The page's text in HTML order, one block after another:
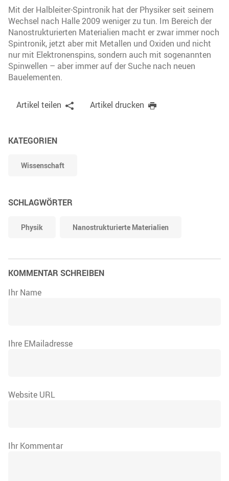
Mit der Halbleiter-Spintronik hat der Physiker seit seinem
Wechsel nach Halle 2009 weniger zu tun. Im Bereich der
Nanostrukturierten Materialien macht er zwar immer noch
Spintronik, jetzt aber mit Metallen und Oxiden und nicht
nur mit Elektronenspins, sondern auch mit sogenannten
Spinwellen – aber immer auf der Suche nach neuen
Bauelementen.
Artikel teilen Artikel drucken
KATEGORIEN
Wissenschaft
SCHLAGWÖRTER
Physik Nanostrukturierte Materialien
KOMMENTAR SCHREIBEN
Ihr Name
Ihre EMailadresse
Website URL
Ihr Kommentar